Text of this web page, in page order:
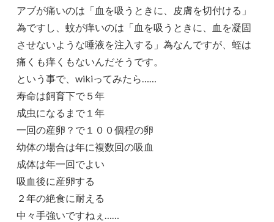
アブが痛いのは「血を吸うときに、皮膚を切付ける」
為ですし、蚊が痒いのは「血を吸うときに、血を凝固
させないような唾液を注入する」為なんですが、蛭は
痛くも痒くもないんだそうです。
という事で、wikiってみたら……
寿命は飼育下で５年
成虫になるまで１年
一回の産卵？で１００個程の卵
幼体の場合は年に複数回の吸血
成体は年一回でよい
吸血後に産卵する
２年の絶食に耐える
中々手強いですねぇ……